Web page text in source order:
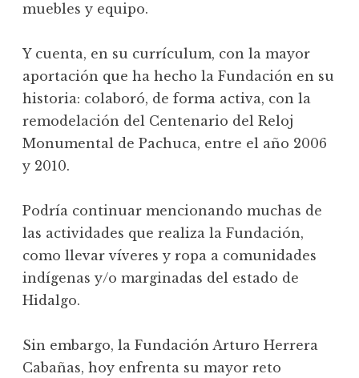
muebles y equipo.
Y cuenta, en su currículum, con la mayor
aportación que ha hecho la Fundación en su
historia: colaboró, de forma activa, con la
remodelación del Centenario del Reloj
Monumental de Pachuca, entre el año 2006
y 2010.
Podría continuar mencionando muchas de
las actividades que realiza la Fundación,
como llevar víveres y ropa a comunidades
indígenas y/o marginadas del estado de
Hidalgo.
Sin embargo, la Fundación Arturo Herrera
Cabañas, hoy enfrenta su mayor reto